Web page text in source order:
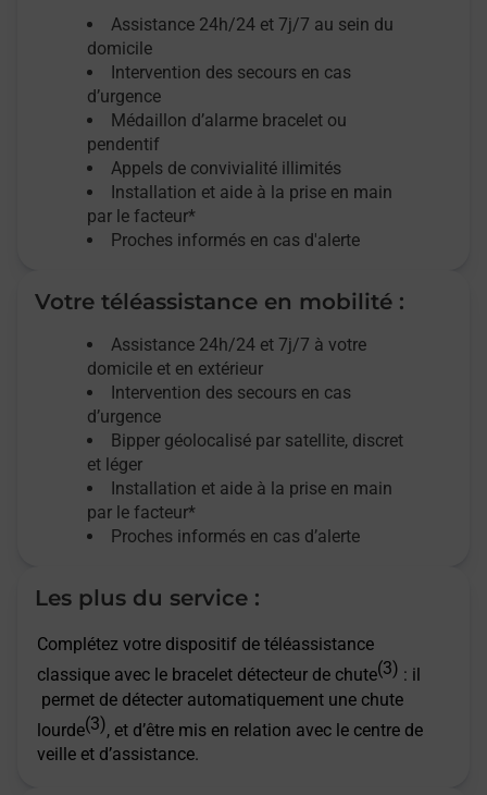
Assistance 24h/24 et 7j/7 au sein du
domicile
Intervention des secours en cas
d’urgence
Médaillon d’alarme bracelet ou
pendentif
Appels de convivialité illimités
Installation et aide à la prise en main
par le facteur*
Proches informés en cas d'alerte
Votre téléassistance en mobilité :
Assistance 24h/24 et 7j/7 à votre
domicile et en extérieur
Intervention des secours en cas
d’urgence
Bipper géolocalisé par satellite, discret
et léger
Installation et aide à la prise en main
par le facteur*
Proches informés en cas d’alerte
Les plus du service :
Complétez votre dispositif de téléassistance
classique avec le bracelet détecteur de chute(3) : il
permet de détecter automatiquement une chute
lourde(3), et d’être mis en relation avec le centre de
veille et d’assistance.